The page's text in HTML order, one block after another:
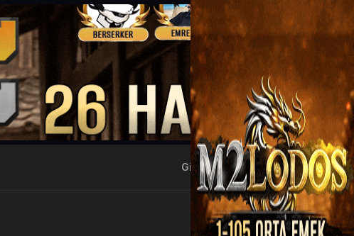
Giriş Yap Kayıt Ol